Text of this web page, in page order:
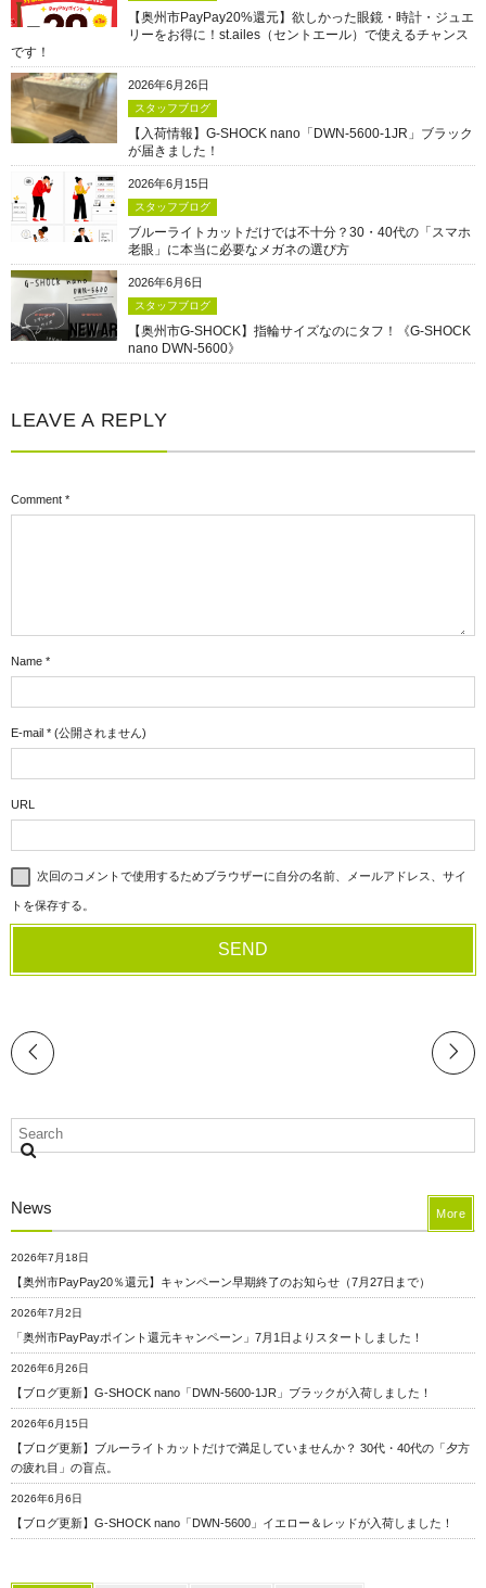
【奥州市PayPay20%還元】欲しかった眼鏡・時計・ジュエ
リーをお得に！st.ailes（セントエール）で使えるチャンス
です！
2026年6月26日
スタッフブログ
【入荷情報】G-SHOCK nano「DWN-5600-1JR」ブラック
が届きました！
2026年6月15日
スタッフブログ
ブルーライトカットだけでは不十分？30・40代の「スマホ
老眼」に本当に必要なメガネの選び方
2026年6月6日
スタッフブログ
【奥州市G-SHOCK】指輪サイズなのにタフ！《G-SHOCK
nano DWN-5600》
LEAVE A REPLY
Comment *
Name *
E-mail * (公開されません)
URL
次回のコメントで使用するためブラウザーに自分の名前、メールアドレス、サイ
トを保存する。
News
2026年7月18日
【奥州市PayPay20％還元】キャンペーン早期終了のお知らせ（7月27日まで）
2026年7月2日
「奥州市PayPayポイント還元キャンペーン」7月1日よりスタートしました！
2026年6月26日
【ブログ更新】G-SHOCK nano「DWN-5600-1JR」ブラックが入荷しました！
2026年6月15日
【ブログ更新】ブルーライトカットだけで満足していませんか？ 30代・40代の「夕方
の疲れ目」の盲点。
2026年6月6日
【ブログ更新】G-SHOCK nano「DWN-5600」イエロー＆レッドが入荷しました！
More